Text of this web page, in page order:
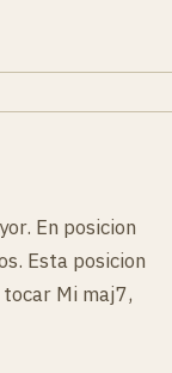
En posicion
Esta posicion
Mi maj7,